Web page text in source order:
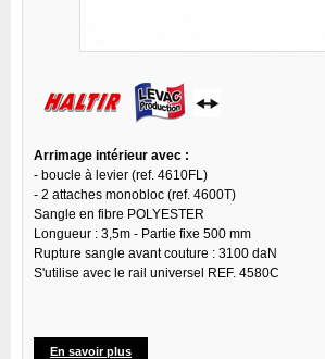
Arrimage intérieur avec :
- boucle à levier (ref. 4610FL)
- 2 attaches monobloc (ref. 4600T)
Sangle en fibre POLYESTER
Longueur : 3,5m - Partie fixe 500 mm
Rupture sangle avant couture : 3100 daN
S'utilise avec le rail universel REF. 4580C
En savoir plus